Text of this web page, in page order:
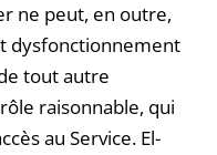
ne peut, en outre,
dysfonctionnement
tout autre
raisonnable, qui
au Service. El-